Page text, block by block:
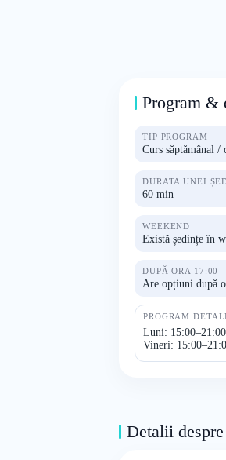
Program &
TIP PROGRAM
Curs săptămânal /
DURATA UNEI
60 min
WEEKEND
Există ședințe în
DUPĂ ORA 17:00
Are opțiuni după
PROGRAM
Luni:
Vineri:
Detalii